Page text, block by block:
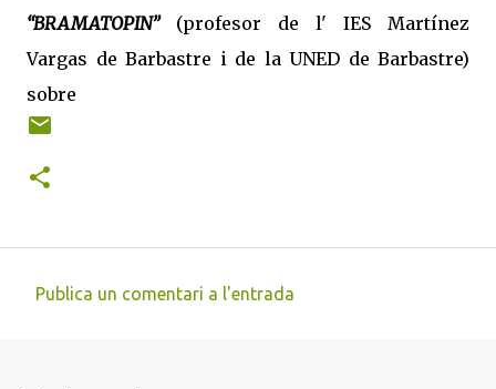
“BRAMATOPIN”(profesor de l' IES Martínez
Vargas de Barbastre i de la UNED de Barbastre)
sobre
Publica un comentari a l'entrada